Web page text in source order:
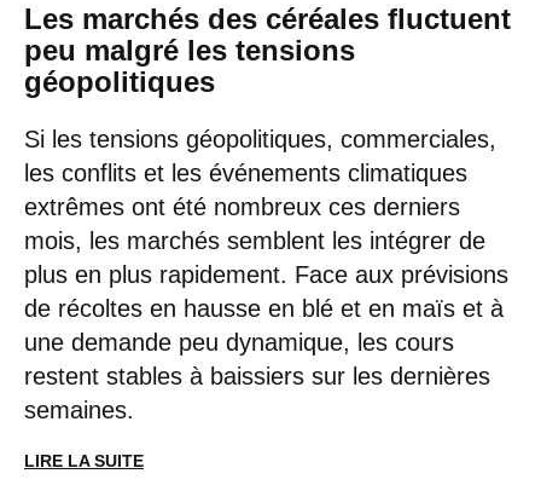
Les marchés des céréales fluctuent
peu malgré les tensions
géopolitiques
Si les tensions géopolitiques, commerciales,
les conflits et les événements climatiques
extrêmes ont été nombreux ces derniers
mois, les marchés semblent les intégrer de
plus en plus rapidement. Face aux prévisions
de récoltes en hausse en blé et en maïs et à
une demande peu dynamique, les cours
restent stables à baissiers sur les dernières
semaines.
LIRE LA SUITE